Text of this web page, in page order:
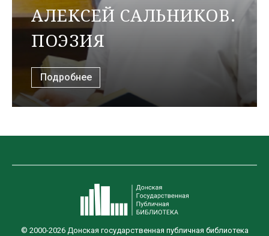
АЛЕКСЕЙ САЛЬНИКОВ.
ПОЭЗИЯ
Подробнее
© 2000-2026 Донская государственная публичная библиотека